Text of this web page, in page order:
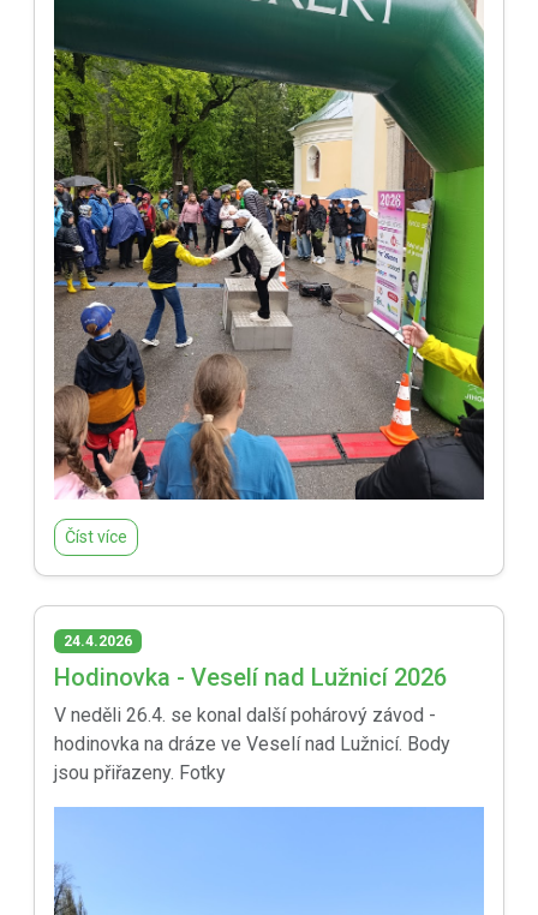
Číst více
24.4.2026
Hodinovka - Veselí nad Lužnicí 2026
V neděli 26.4. se konal další pohárový závod -
hodinovka na dráze ve Veselí nad Lužnicí. Body
jsou přiřazeny. Fotky